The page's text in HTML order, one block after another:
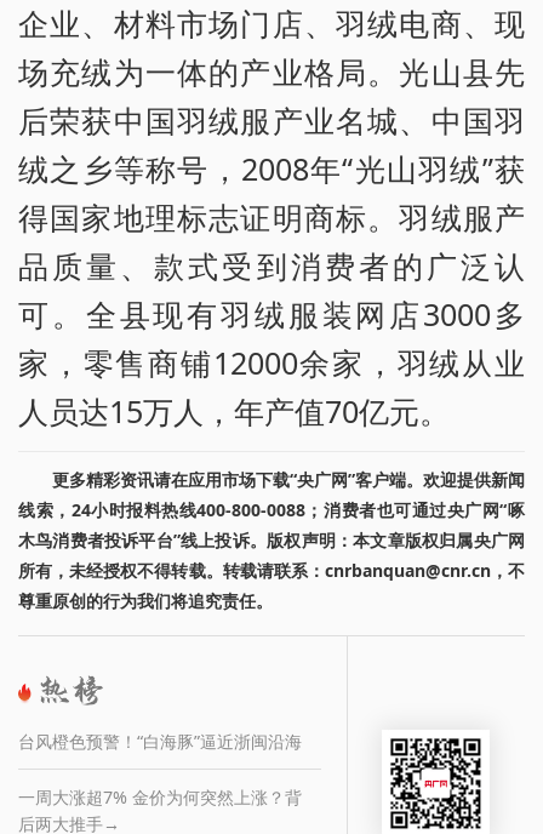
企业、材料市场门店、羽绒电商、现
场充绒为一体的产业格局。光山县先
后荣获中国羽绒服产业名城、中国羽
绒之乡等称号，2008年“光山羽绒”获
得国家地理标志证明商标。羽绒服产
品质量、款式受到消费者的广泛认
可。全县现有羽绒服装网店3000多
家，零售商铺12000余家，羽绒从业
人员达15万人，年产值70亿元。
更多精彩资讯请在应用市场下载“央广网”客户端。欢迎提供新闻
线索，24小时报料热线400-800-0088；消费者也可通过央广网“啄
木鸟消费者投诉平台”线上投诉。版权声明：本文章版权归属央广网
所有，未经授权不得转载。转载请联系：cnrbanquan@cnr.cn，不
尊重原创的行为我们将追究责任。
台风橙色预警！“白海豚”逼近浙闽沿海
一周大涨超7% 金价为何突然上涨？背
后两大推手→